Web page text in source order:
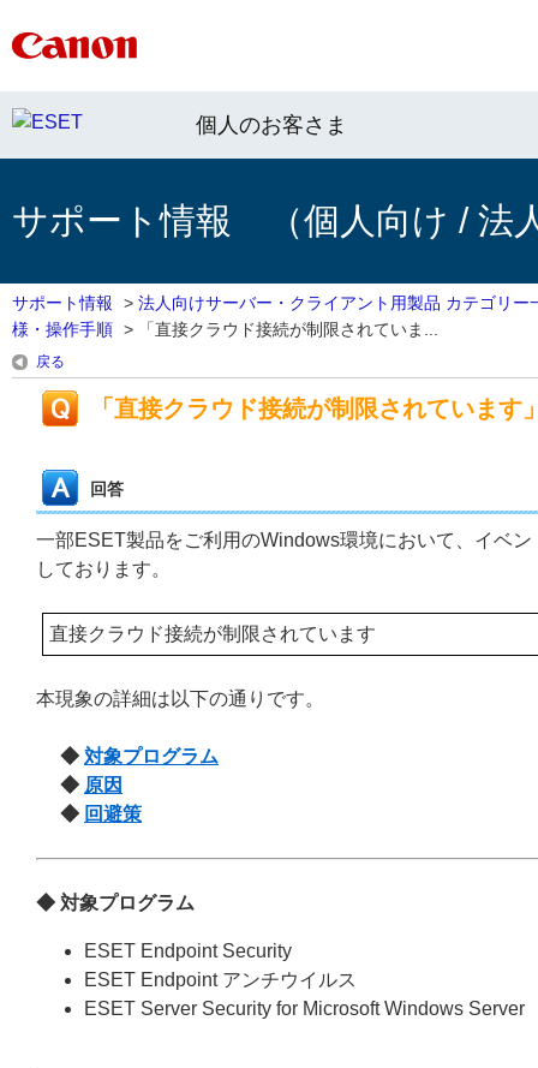
個人のお客さま
サポート情報 （個人向け / 法
サポート情報 > 法人向けサーバー・クライアント用製品 カテゴリー
様・操作手順 > 「直接クラウド接続が制限されていま...
戻る
「直接クラウド接続が制限されていま
回答
一部ESET製品をご利用のWindows環境において、イベ
しております。
直接クラウド接続が制限されています
本現象の詳細は以下の通りです。
◆ 対象プログラム
◆ 原因
◆ 回避策
◆ 対象プログラム
ESET Endpoint Security
ESET Endpoint アンチウイルス
ESET Server Security for Microsoft Windows Server